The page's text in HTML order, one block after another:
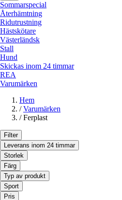
Sommarspecial
Återhämtning
Ridutrustning
Hästskötare
Västerländsk
Stall
Hund
Skickas inom 24 timmar
REA
Varumärken
Hem
/ Varumärken
/ Ferplast
Filter
Leverans inom 24 timmar
Storlek
Färg
Typ av produkt
Sport
Pris